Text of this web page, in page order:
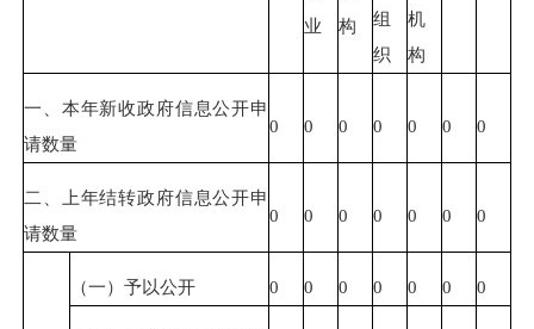
业
构
组
织
机
构
一、本年新收政府信息公开申
请数量
0 0 0 0 0 0 0
二、上年结转政府信息公开申
请数量
0 0 0 0 0 0 0
（一）予以公开 0 0 0 0 0 0 0